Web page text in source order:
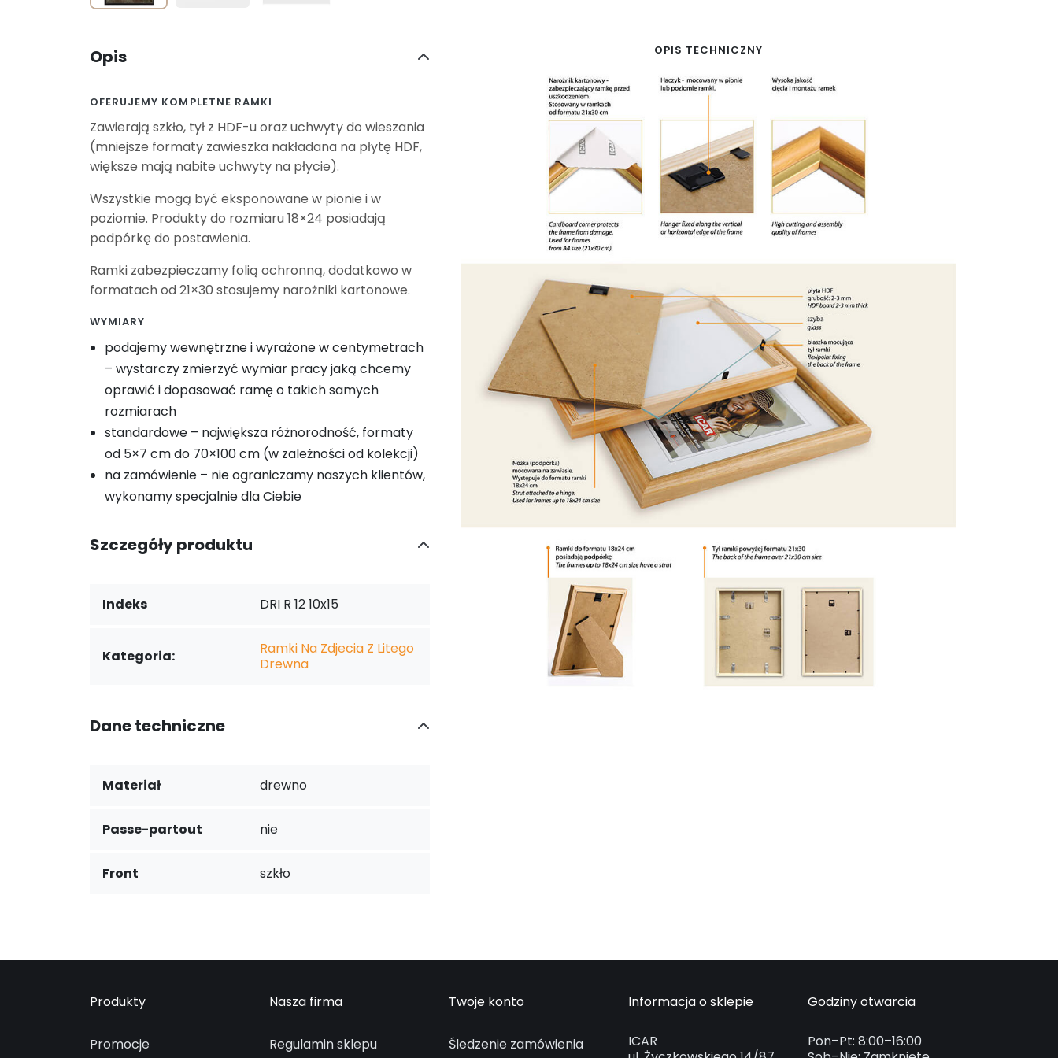
OPIS TECHNICZNY
Opis
OFERUJEMY KOMPLETNE RAMKI
Zawierają szkło, tył z HDF-u oraz uchwyty do wieszania
(mniejsze formaty zawieszka nakładana na płytę HDF,
większe mają nabite uchwyty na płycie).
Wszystkie mogą być eksponowane w pionie i w
poziomie. Produkty do rozmiaru 18×24 posiadają
podpórkę do postawienia.
Ramki zabezpieczamy folią ochronną, dodatkowo w
formatach od 21×30 stosujemy narożniki kartonowe.
WYMIARY
podajemy wewnętrzne i wyrażone w centymetrach
– wystarczy zmierzyć wymiar pracy jaką chcemy
oprawić i dopasować ramę o takich samych
rozmiarach
standardowe – największa różnorodność, formaty
od 5×7 cm do 70×100 cm (w zależności od kolekcji)
na zamówienie – nie ograniczamy naszych klientów,
wykonamy specjalnie dla Ciebie
Szczegóły produktu
Indeks DRI R 12 10x15
Kategoria:
Ramki Na Zdjecia Z Litego
Drewna
Dane techniczne
Materiał drewno
Passe-partout nie
Front szkło
Produkty
Promocje
Nasza firma
Regulamin sklepu
Twoje konto
Śledzenie zamówienia
Informacja o sklepie
ICAR
Godziny otwarcia
Pon–Pt: 8:00–16:00